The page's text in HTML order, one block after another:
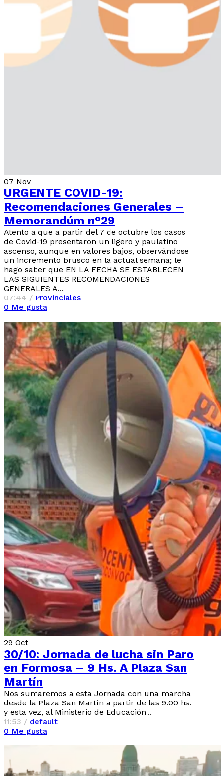
07 Nov
URGENTE COVID-19:
Recomendaciones Generales –
Memorandúm n°29
Atento a que a partir del 7 de octubre los casos
de Covid-19 presentaron un ligero y paulatino
ascenso, aunque en valores bajos, observándose
un incremento brusco en la actual semana; le
hago saber que EN LA FECHA SE ESTABLECEN
LAS SIGUIENTES RECOMENDACIONES
GENERALES A...
07:44 / Provinciales
0 Me gusta
29 Oct
30/10: Jornada de lucha sin Paro
en Formosa – 9 Hs. A Plaza San
Martín
Nos sumaremos a esta Jornada con una marcha
desde la Plaza San Martín a partir de las 9.00 hs.
y esta vez, al Ministerio de Educación...
11:53 / default
0 Me gusta